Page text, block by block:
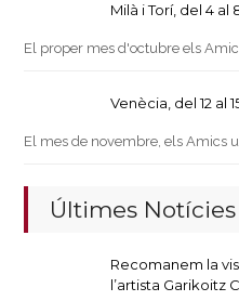
Milà i Torí, del 4
El proper mes d'octubre els
Venècia, del 12 al
El mes de novembre, els Amics
Últimes Notícies
Recomanem la
l’artista Garikoitz